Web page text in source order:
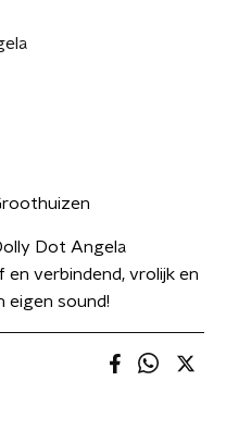
Dot Angela
en verbindend, vrolijk en
eigen sound!